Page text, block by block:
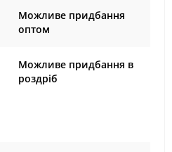
Можливе придбання
оптом
Можливе придбання в
роздріб